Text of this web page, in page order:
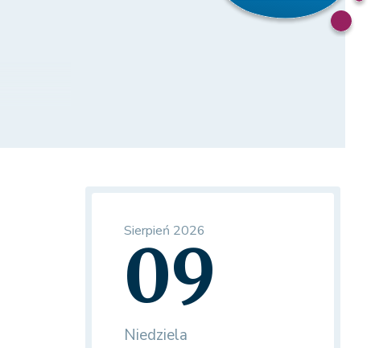
Sierpień 2026
09
Niedziela